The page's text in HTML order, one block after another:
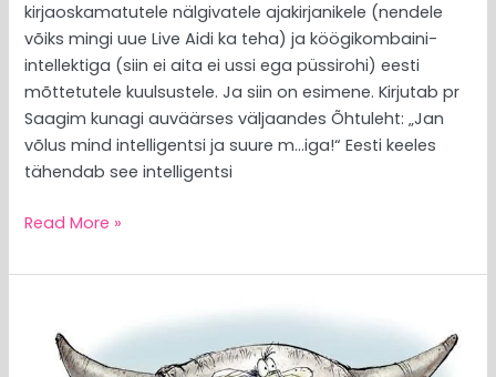
kirjaoskamatutele nälgivatele ajakirjanikele (nendele
võiks mingi uue Live Aidi ka teha) ja köögikombaini-
intellektiga (siin ei aita ei ussi ega püssirohi) eesti
mõttetutele kuulsustele. Ja siin on esimene. Kirjutab pr
Saagim kunagi auväärses väljaandes Õhtuleht: „Jan
võlus mind intelligentsi ja suure m…iga!“ Eesti keeles
tähendab see intelligentsi
Read More »
meie
pisikesed